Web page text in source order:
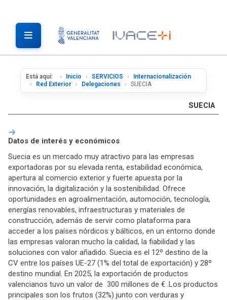
Está aquí: Inicio SERVICIOS
Internacionalización
Red Exterior
Delegaciones SUECIA
SUECIA
Datos de interés y económicos
Suecia es un mercado muy atractivo para las empresas
exportadoras por su elevada renta, estabilidad económica,
apertura al comercio exterior y fuerte apuesta por la
innovación, la digitalización y la sostenibilidad. Ofrece
oportunidades en agroalimentación, automoción, tecnología,
energías renovables, infraestructuras y materiales de
construcción, además de servir como plataforma para
acceder a los países nórdicos y bálticos, en un entorno donde
las empresas valoran mucho la calidad, la fiabilidad y las
soluciones con valor añadido. Suecia es el 12º destino de la
CV entre los países UE-27 (1% del total de exportación) y 28º
destino mundial. En 2025, la exportación de productos
valencianos tuvo un valor de 300 millones de € .Los productos
principales son los frutos (32%) junto con verduras y